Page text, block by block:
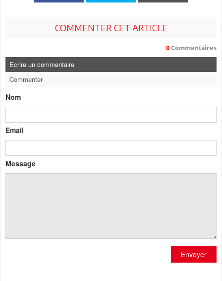
COMMENTER CET ARTICLE
0 Commentaires
Ecrire un commentaire
Commenter
Nom
Email
Message
Envoyer